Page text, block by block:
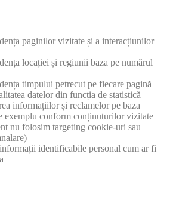
paginilor vizitate și a interacțiunilor
locației și regiunii baza pe numărul
timpului petrecut pe fiecare pagină
datelor din funcția de statistică
informațiilor și reclamelor pe baza
exemplu conform conținuturilor vizitate
nu folosim targeting cookie-uri sau
identificabile personal cum ar fi